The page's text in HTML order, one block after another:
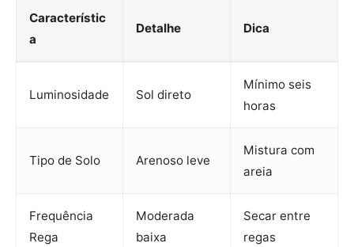
Característic
a
Detalhe Dica
Luminosidade Sol direto
Mínimo seis
horas
Tipo de Solo Arenoso leve
Mistura com
areia
Frequência
Rega
Moderada
baixa
Secar entre
regas